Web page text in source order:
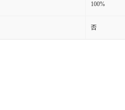
100%
否